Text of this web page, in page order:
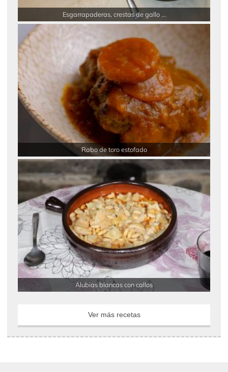
Esgarrapaderas, crestas de gallo ...
Rabo de toro estofado
Alubias blancas con callos
Ver más recetas